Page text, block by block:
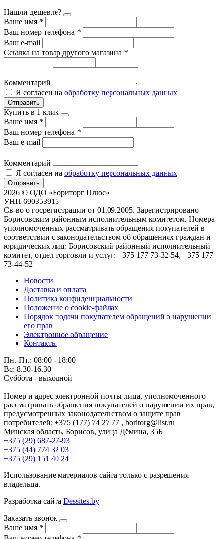
Нашли дешевле?
Ваше имя *
Ваш номер телефона *
Ваш e-mail
Ссылка на товар другого магазина *
Комментарий
Я согласен на обработку персональных данных
Отправить
Купить в 1 клик
Ваше имя *
Ваш номер телефона *
Ваш e-mail
Комментарий
Я согласен на обработку персональных данных
Отправить
2026 © ОДО «Бориторг Плюс»
УНП 690353915
Св-во о госрегистрации от 01.09.2005. Зарегистрировано
Борисовским районным исполнительным комитетом. Номера
уполномоченных рассматривать обращения покупателей в
соответствии с законодательством об обращениях граждан и
юридических лиц: Борисовский районный исполнительный
комитет, отдел торговли и услуг: +375 177 73-32-54, +375 177
73-44-52
Новости
Доставка и оплата
Политика конфиденциальности
Положение о cookie-файлах
Порядок подачи покупателем обращений о нарушении
его прав
Электронное обращение
Контакты
Пн.-Пт.: 08:00 - 18:00
Вс: 8.30-16.30
Суббота - выходной
Номер и адрес электронной почты лица, уполномоченного
рассматривать обращения покупателей о нарушении их прав,
предусмотренных законодательством о защите прав
потребителей: +375 (177) 74 27 77 , boritorg@list.ru
Минская область, Борисов, улица Дёмина, 35Б
+375 (29) 687-27-93
+375 (44) 774 32 03
+375 (29) 151 40 24
Использование материалов сайта только с разрешения
владельца.
Разработка сайта Dessites.by
Заказать звонок
Ваше имя *